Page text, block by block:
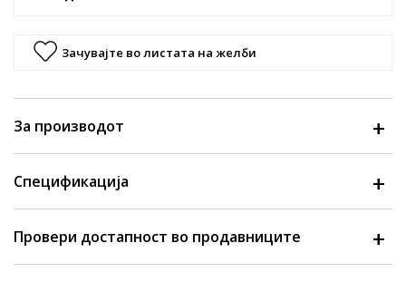
Зачувајте во листата на желби
За производот
Спецификација
Провери достапност во продавниците